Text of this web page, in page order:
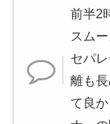
前半2
スム
セパ
離も
て良